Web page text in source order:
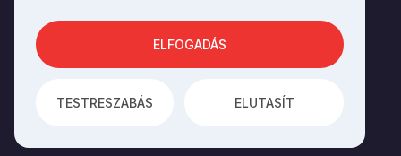
SOCIALS
AZINTEGRAL VISION FEJLESZTETTE
használata
TESTRESZABÁS ELUTASÍT
ELFOGADÁS